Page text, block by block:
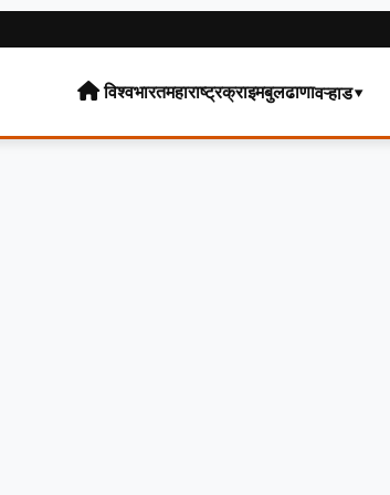
विश्वभारतमहाराष्ट्रक्राइमबुलढाणावऱ्हाड▾